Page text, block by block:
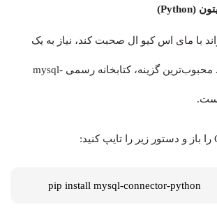
با مای اس کیو ال صحبت کند، نیاز به یک
رابط یا Driver دارید. محبوب‌ترین گزینه، کتابخانه رسمی mysql-
pip install mysql-connector-python